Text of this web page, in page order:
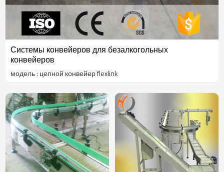
Системы конвейеров для безалкогольных
конвейеров
модель : цепной конвейер flexlink